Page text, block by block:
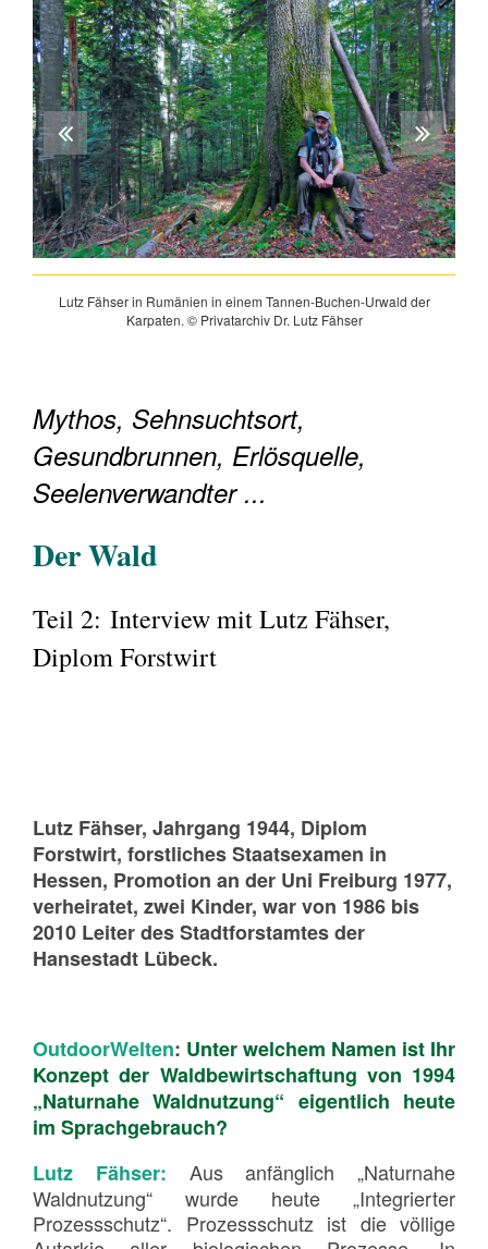
Lutz Fähser in Rumänien in einem Tannen-Buchen-Urwald der
Karpaten. © Privatarchiv Dr. Lutz Fähser
Mythos, Sehnsuchtsort,
Gesundbrunnen, Erlösquelle,
Seelenverwandter ...
Der Wald
Teil 2: Interview mit Lutz Fähser,
Diplom Forstwirt
Lutz Fähser, Jahrgang 1944, Diplom
Forstwirt, forstliches Staatsexamen in
Hessen, Promotion an der Uni Freiburg 1977,
verheiratet, zwei Kinder, war von 1986 bis
2010 Leiter des Stadtforstamtes der
Hansestadt Lübeck.
OutdoorWelten: Unter welchem Namen ist Ihr
Konzept der Waldbewirtschaftung von 1994
„Naturnahe Waldnutzung“ eigentlich heute
im Sprachgebrauch?
Lutz Fähser: Aus anfänglich „Naturnahe
Waldnutzung“ wurde heute „Integrierter
Prozessschutz“. Prozessschutz ist die völlige